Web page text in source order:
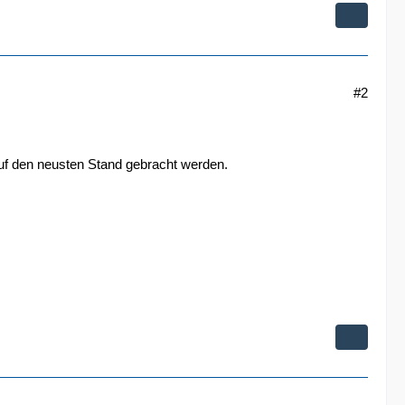
#2
den neusten Stand gebracht werden.